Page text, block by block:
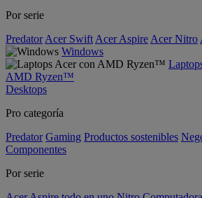
Por serie
Predator Acer Swift Acer Aspire Acer Nitro
Windows
AMD Ryzen™
Desktops
Pro categoría
Predator Gaming Productos sostenibles
Componentes
Por serie